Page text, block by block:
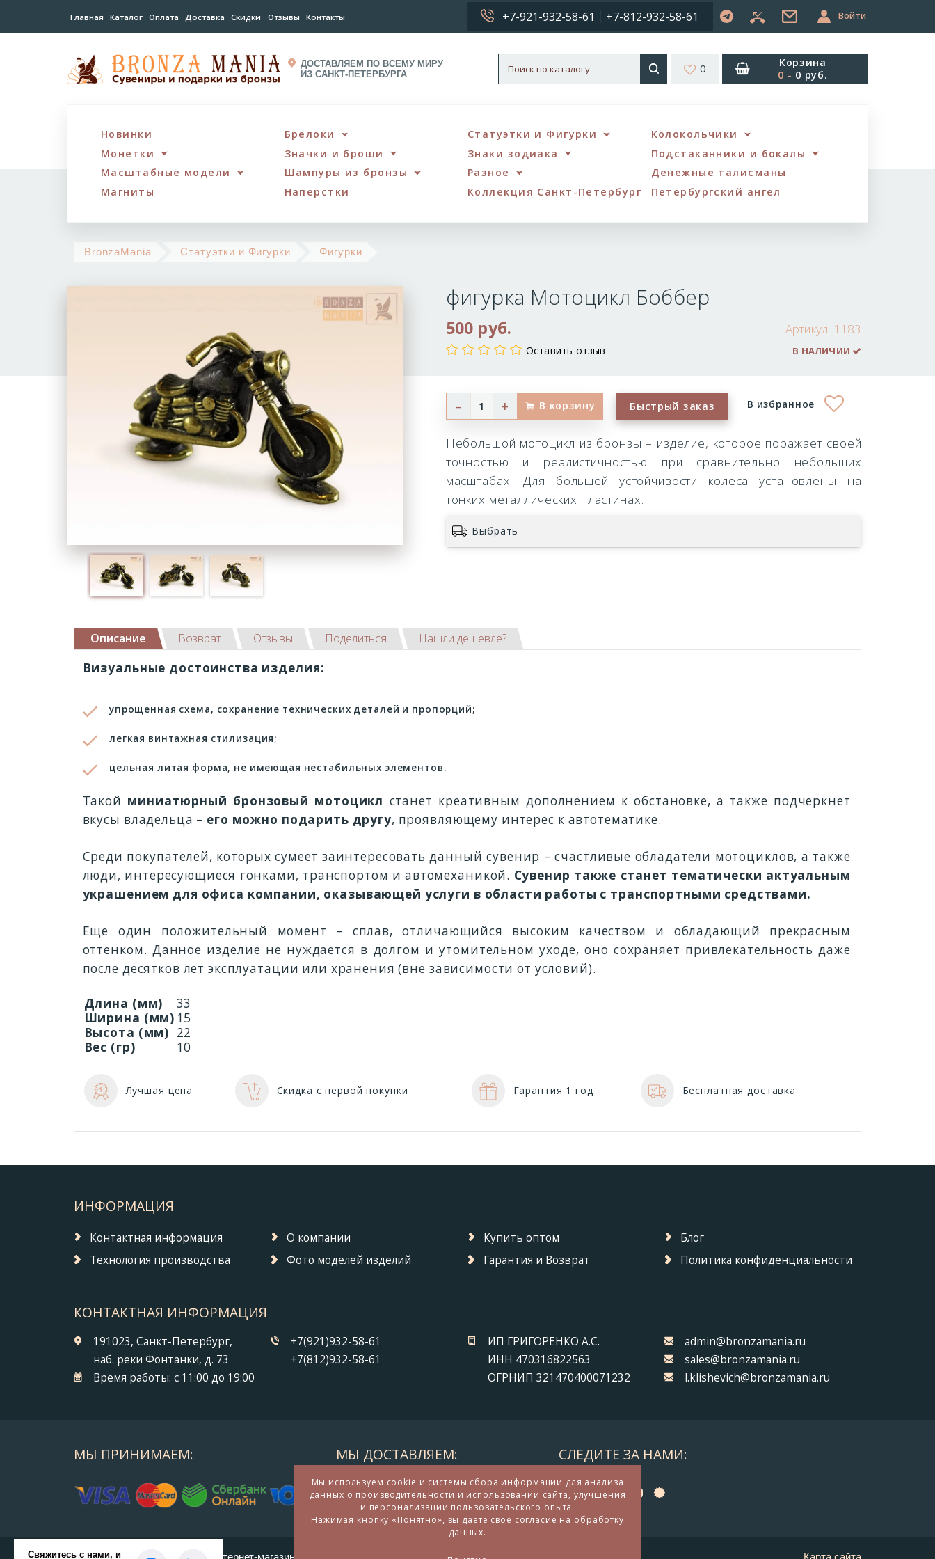
Главная Каталог Оплата Доставка Скидки Отзывы Контакты +7-921-932-58-61 +7-812-932-58-61 Войти
ДОСТАВЛЯЕМ ПО ВСЕМУ МИРУ
ИЗ САНКТ-ПЕТЕРБУРГА
0
Корзина
0 - 0 руб.
Новинки Брелоки Статуэтки и Фигурки
Колокольчики
Монетки
Значки и броши Знаки зодиака
Подстаканники и бокалы
Масштабные модели
Шампуры из бронзы Разное
Денежные талисманы
Магниты
Наперстки Коллекция Санкт-Петербург Петербургский ангел
BronzaMania Статуэтки и Фигурки Фигурки
Боббер
фигурка Мотоцикл Боббер
Артикул: 1183
В НАЛИЧИИ
500 руб.
Оставить отзыв
– + В корзину Быстрый заказ В избранное
Небольшой мотоцикл из бронзы – изделие, которое поражает своей
точностью и реалистичностью при сравнительно небольших
масштабах. Для большей устойчивости колеса установлены на
тонких металлических пластинах.
Выбрать
Описание Возврат Отзывы Поделиться Нашли дешевле?
Визуальные достоинства изделия:
упрощенная схема, сохранение технических деталей и пропорций;
легкая винтажная стилизация;
цельная литая форма, не имеющая нестабильных элементов.
Такой миниатюрный бронзовый мотоцикл станет креативным дополнением к обстановке, а также подчеркнет
вкусы владельца – его можно подарить другу, проявляющему интерес к автотематике.
Среди покупателей, которых сумеет заинтересовать данный сувенир – счастливые обладатели мотоциклов, а также
люди, интересующиеся гонками, транспортом и автомеханикой. Сувенир также станет тематически актуальным
украшением для офиса компании, оказывающей услуги в области работы с транспортными средствами.
Еще один положительный момент – сплав, отличающийся высоким качеством и обладающий прекрасным
оттенком. Данное изделие не нуждается в долгом и утомительном уходе, оно сохраняет привлекательность даже
после десятков лет эксплуатации или хранения (вне зависимости от условий).
Длина (мм)
33
Ширина (мм) 15
Высота (мм) 22
Вес (гр)
10
Лучшая цена Скидка с первой покупки Гарантия 1 год Бесплатная доставка
ИНФОРМАЦИЯ
Контактная информация О компании Купить оптом
Блог
Технология производства
Фото моделей изделий Гарантия и Возврат Политика конфиденциальности
КОНТАКТНАЯ ИНФОРМАЦИЯ
191023, Санкт-Петербург,
наб. реки Фонтанки, д. 73
Время работы: с 11:00 до 19:00
+7(921)932-58-61
+7(812)932-58-61
ИП ГРИГОРЕНКО А.С.
ИНН 470316822563
ОГРНИП 321470400071232
admin@bronzamania.ru
sales@bronzamania.ru
l.klishevich@bronzamania.ru
МЫ ПРИНИМАЕМ: МЫ ДОСТАВЛЯЕМ: СЛЕДИТЕ ЗА НАМИ:
© 2014-2026 БронзаМания - Интернет-магазин подарков и сувениров из бронзы Карта сайта
Мы используем cookie и системы сбора информации для анализа
данных о производительности и использовании сайта, улучшения
и персонализации пользовательского опыта.
Нажимая кнопку «Понятно», вы даете свое согласие на обработку
данных.